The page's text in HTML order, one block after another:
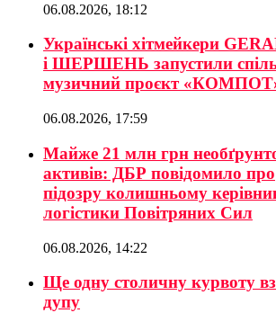
06.08.2026, 18:12
Українські хітмейкери
і ШЕРШЕНЬ запустили
музичний проєкт
06.08.2026, 17:59
Майже 21 млн грн
активів: ДБР повідомило про
підозру колишньому
логістики Повітряних Сил
06.08.2026, 14:22
Ще одну столичну курвоту
дупу